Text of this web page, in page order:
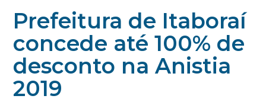
Prefeitura de Itaboraí
concede até 100% de
desconto na Anistia
2019